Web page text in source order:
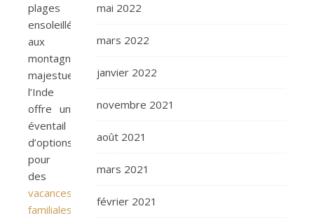
plages
ensoleillées
aux
montagnes
majestueuses,
l’Inde
offre un
éventail
d’options
pour
des
vacances
familiales
mai 2022
mars 2022
janvier 2022
novembre 2021
août 2021
mars 2021
février 2021